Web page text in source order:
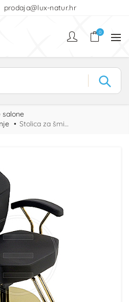
prodaja@lux-natur.hr
0
salone
Stolica za šminkanje MakeUp Gold SL